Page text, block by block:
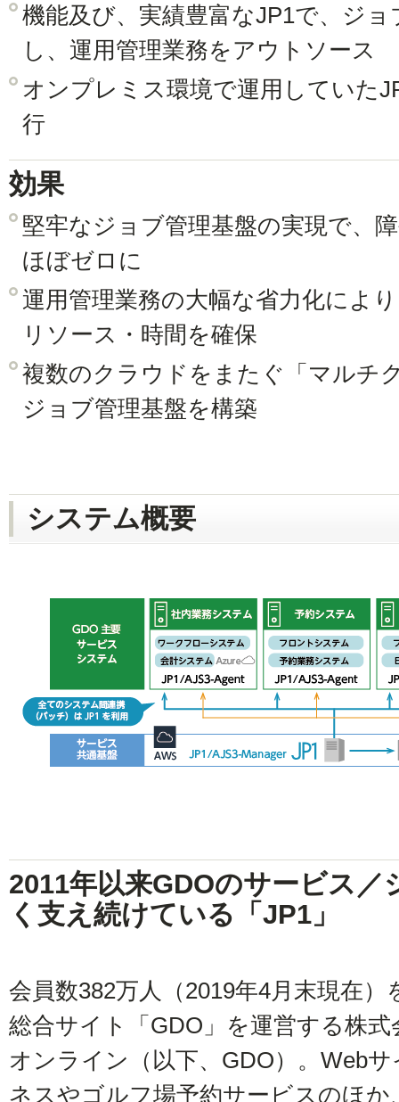
機能及び、実績豊富なJP1で、ジ
し、運用管理業務をアウトソース
オンプレミス環境で運用していた
行
効果
堅牢なジョブ管理基盤の実現で、
ほぼゼロに
運用管理業務の大幅な省力化によ
リソース・時間を確保
複数のクラウドをまたぐ「マルチ
ジョブ管理基盤を構築
システム概要
2011年以来GDOのサービス
く支え続けている「JP1」
会員数382万人（2019年4月末現在
総合サイト「GDO」を運営する株
オンライン（以下、GDO）。Web
ネスやゴルフ場予約サービスのほ